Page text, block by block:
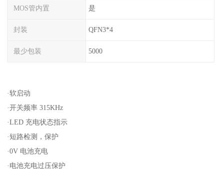
MOS管内置 是
封装 QFN3*4
最少包装 5000
·软启动
·开关频率 315KHz
·LED 充电状态指示
·短路检测，保护
·0V 电池充电
·电池充电过压保护